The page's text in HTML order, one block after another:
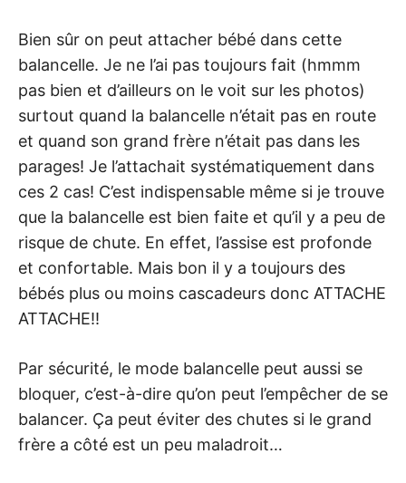
Bien sûr on peut attacher bébé dans cette
balancelle. Je ne l’ai pas toujours fait (hmmm
pas bien et d’ailleurs on le voit sur les photos)
surtout quand la balancelle n’était pas en route
et quand son grand frère n’était pas dans les
parages! Je l’attachait systématiquement dans
ces 2 cas! C’est indispensable même si je trouve
que la balancelle est bien faite et qu’il y a peu de
risque de chute. En effet, l’assise est profonde
et confortable. Mais bon il y a toujours des
bébés plus ou moins cascadeurs donc ATTACHE
ATTACHE!!
Par sécurité, le mode balancelle peut aussi se
bloquer, c’est-à-dire qu’on peut l’empêcher de se
balancer. Ça peut éviter des chutes si le grand
frère a côté est un peu maladroit…